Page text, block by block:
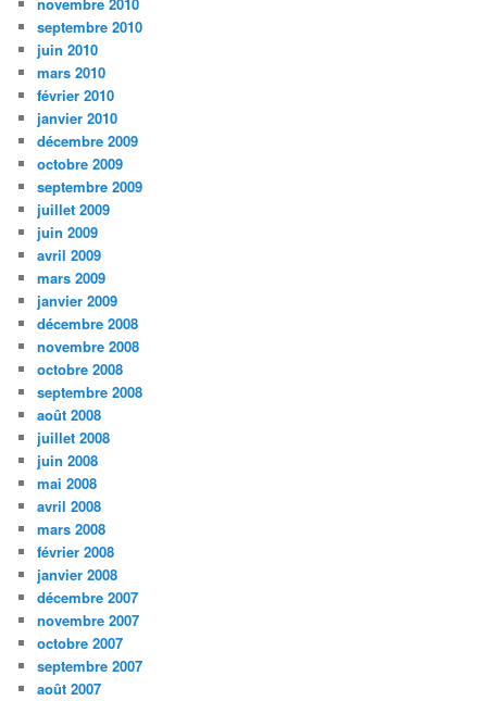
septembre 2010
juin 2010
mars 2010
février 2010
janvier 2010
décembre 2009
octobre 2009
septembre 2009
juillet 2009
juin 2009
avril 2009
mars 2009
janvier 2009
décembre 2008
novembre 2008
octobre 2008
septembre 2008
août 2008
juillet 2008
juin 2008
mai 2008
avril 2008
mars 2008
février 2008
janvier 2008
décembre 2007
novembre 2007
octobre 2007
septembre 2007
août 2007